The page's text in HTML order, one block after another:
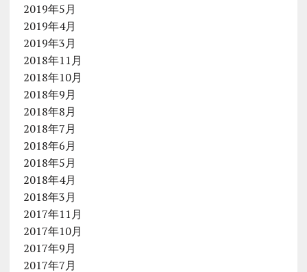
2019年5月
2019年4月
2019年3月
2018年11月
2018年10月
2018年9月
2018年8月
2018年7月
2018年6月
2018年5月
2018年4月
2018年3月
2017年11月
2017年10月
2017年9月
2017年7月